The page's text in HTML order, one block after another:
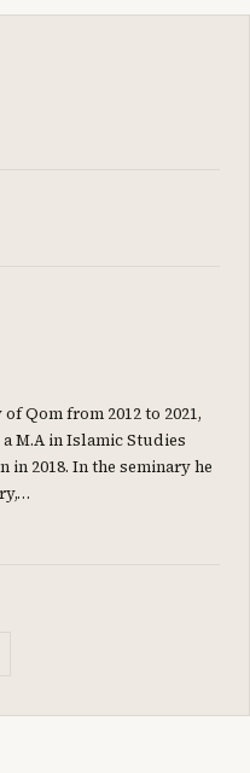
Qom from 2012 to 2021,
M.A in Islamic Studies
2018. In the seminary he